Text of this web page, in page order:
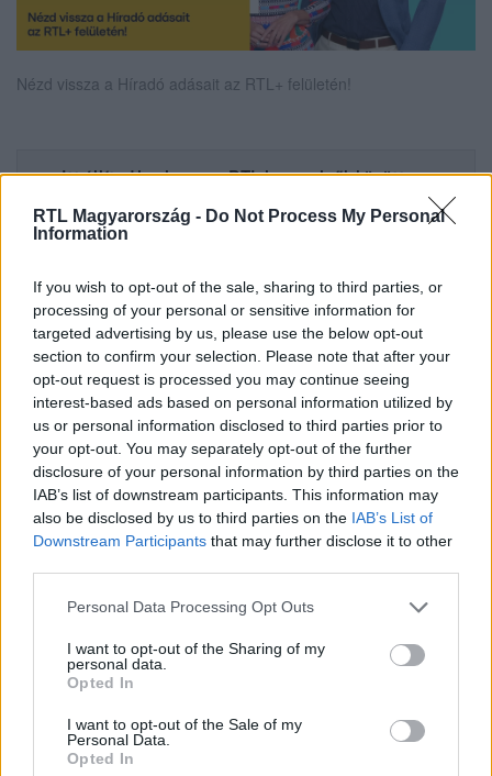
RTL Magyarország - Do Not Process My Personal
Information
If you wish to opt-out of the sale, sharing to third parties, or
processing of your personal or sensitive information for
targeted advertising by us, please use the below opt-out
section to confirm your selection. Please note that after your
opt-out request is processed you may continue seeing
interest-based ads based on personal information utilized by
us or personal information disclosed to third parties prior to
your opt-out. You may separately opt-out of the further
disclosure of your personal information by third parties on the
IAB’s list of downstream participants. This information may
also be disclosed by us to third parties on the IAB’s List of
Downstream Participants that may further disclose it to other
Please note that this website/app uses one or more Google
not limited to your visit or usage behaviour. You may click to
grant or deny consent to Google and its third-party tags to
use your data for below specified purposes in below Google
consent section.
Personal Data Processing Opt Outs
I want to opt-out of the Sharing of my
personal data.
Opted In
I want to opt-out of the Sale of my
Personal Data.
Opted In
Nézd vissza a Híradó adásait az RTL+ felületén!
Itt állítsd be, hogy az RTL.hu az elsők között
Kövess minket, és értesülj a friss hírekről a
Facebookon is!
Követem
HÍRADÓ #VIDEÓ # ADÁSRÉSZLETEK EMU
FUTÓMADÁR